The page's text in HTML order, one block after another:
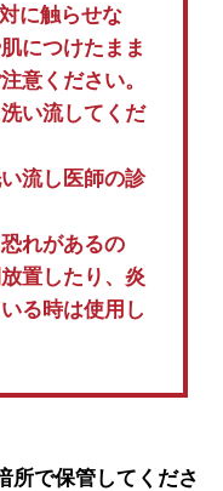
に触らせな
につけたまま
意ください。
い流してくだ
流し医師の診
れがあるの
置したり、炎
る時は使用し
所で保管してくださ